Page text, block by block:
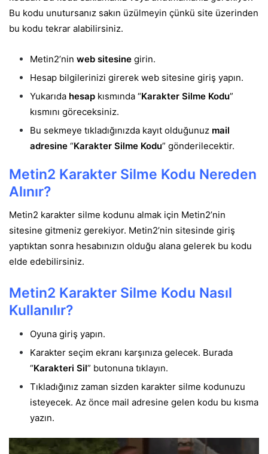
Bu kodu unutursanız sakın üzülmeyin çünkü site üzerinden
bu kodu tekrar alabilirsiniz.
Metin2’nin web sitesine girin.
Hesap bilgilerinizi girerek web sitesine giriş yapın.
Yukarıda hesap kısmında “Karakter Silme Kodu”
kısmını göreceksiniz.
Bu sekmeye tıkladığınızda kayıt olduğunuz mail
adresine “Karakter Silme Kodu” gönderilecektir.
Metin2 Karakter Silme Kodu Nereden
Alınır?
Metin2 karakter silme kodunu almak için Metin2’nin
sitesine gitmeniz gerekiyor. Metin2’nin sitesinde giriş
yaptıktan sonra hesabınızın olduğu alana gelerek bu kodu
elde edebilirsiniz.
Metin2 Karakter Silme Kodu Nasıl
Kullanılır?
Oyuna giriş yapın.
Karakter seçim ekranı karşınıza gelecek. Burada
“Karakteri Sil” butonuna tıklayın.
Tıkladığınız zaman sizden karakter silme kodunuzu
isteyecek. Az önce mail adresine gelen kodu bu kısma
yazın.